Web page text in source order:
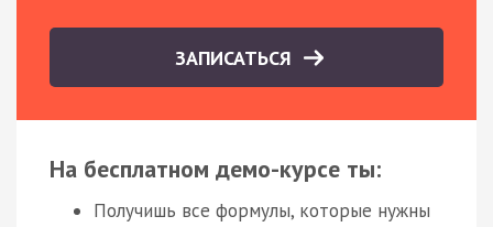
ЗАПИСАТЬСЯ
На бесплатном демо-курсе ты:
Получишь все формулы, которые нужны